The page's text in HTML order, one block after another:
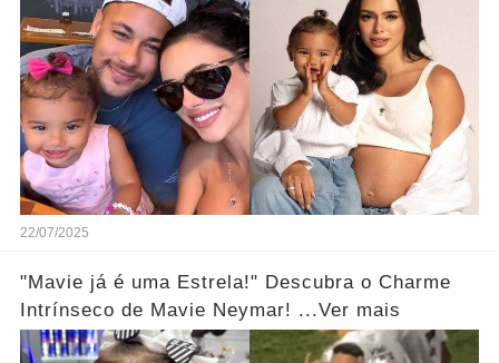
22/07/2025
"Mavie já é uma Estrela!" Descubra o Charme
Intrínseco de Mavie Neymar! ...Ver mais